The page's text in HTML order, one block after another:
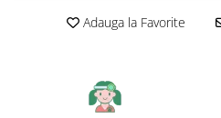
Adauga la Favorite